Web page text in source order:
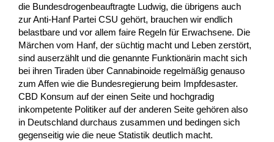
die Bundesdrogenbeauftragte Ludwig, die übrigens auch
zur Anti-Hanf Partei CSU gehört, brauchen wir endlich
belastbare und vor allem faire Regeln für Erwachsene. Die
Märchen vom Hanf, der süchtig macht und Leben zerstört,
sind auserzählt und die genannte Funktionärin macht sich
bei ihren Tiraden über Cannabinoide regelmäßig genauso
zum Affen wie die Bundesregierung beim Impfdesaster.
CBD Konsum auf der einen Seite und hochgradig
inkompetente Politiker auf der anderen Seite gehören also
in Deutschland durchaus zusammen und bedingen sich
gegenseitig wie die neue Statistik deutlich macht.